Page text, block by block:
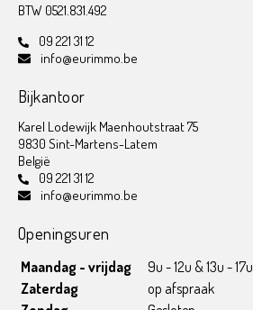
BTW 0521.831.492
09 221 31 12
info@eurimmo.be
Bijkantoor
Karel Lodewijk Maenhoutstraat 75
9830 Sint-Martens-Latem
België
09 221 31 12
info@eurimmo.be
Openingsuren
Maandag - vrijdag
9u - 12u & 13u - 17u
Zaterdag
op afspraak